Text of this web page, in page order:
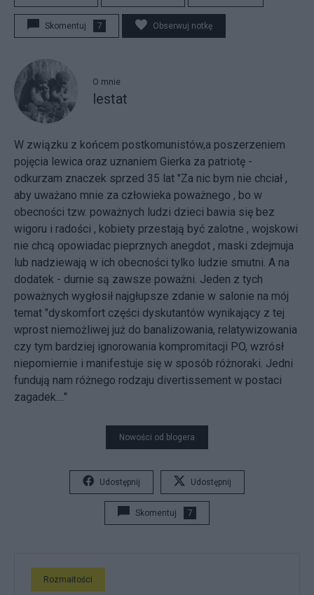
Skomentuj 7 Obserwuj notkę
O mnie
lestat
W związku z końcem postkomunistów,a poszerzeniem
pojęcia lewica oraz uznaniem Gierka za patriotę -
odkurzam znaczek sprzed 35 lat "Za nic bym nie chciał ,
aby uważano mnie za człowieka poważnego , bo w
obecności tzw. poważnych ludzi dzieci bawia się bez
wigoru i radości , kobiety przestają być zalotne , wojskowi
nie chcą opowiadac pieprznych anegdot , maski zdejmuja
lub nadziewają w ich obecności tylko ludzie smutni. A na
dodatek - durnie są zawsze poważni. Jeden z tych
poważnych wygłosił najgłupsze zdanie w salonie na mój
temat "dyskomfort części dyskutantów wynikający z tej
wprost niemożliwej już do banalizowania, relatywizowania
czy tym bardziej ignorowania kompromitacji PO, wzrósł
niepomiernie i manifestuje się w sposób różnoraki. Jedni
fundują nam różnego rodzaju divertissement w postaci
zagadek...."
Nowości od blogera
Udostępnij Udostępnij
Skomentuj 7
Rozmaitości